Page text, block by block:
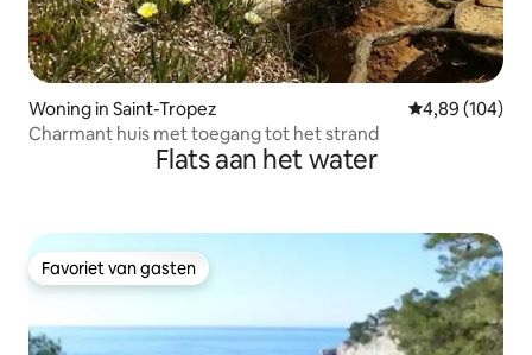
Woning in Saint-Tropez Gemiddelde
4,89 (104)
Charmant huis met toegang tot het strand
Flats aan het water
Favoriet van gasten
Favoriet van gasten